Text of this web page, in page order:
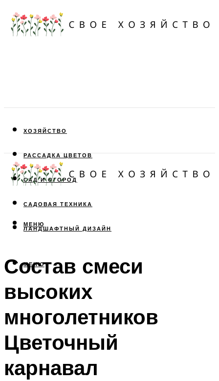
ХОЗЯЙСТВО
РАССАДКА ЦВЕТОВ
САД И ОГОРОД
САДОВАЯ ТЕХНИКА
ЛАНДШАФТНЫЙ ДИЗАЙН
МЕНЮ
МЕНЮ
Состав смеси
высоких
многолетников
Цветочный
карнавал